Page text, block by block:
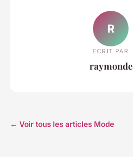
R
ECRIT PAR
raymonde
← Voir tous les articles Mode